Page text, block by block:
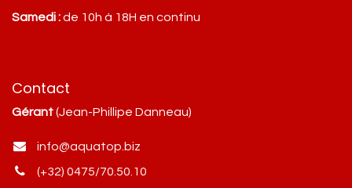
Samedi :de 10h à 18H en continu
Contact
Gérant(Jean-Phillipe Danneau)
info@aquatop.biz
(+32) 0475/70.50.10